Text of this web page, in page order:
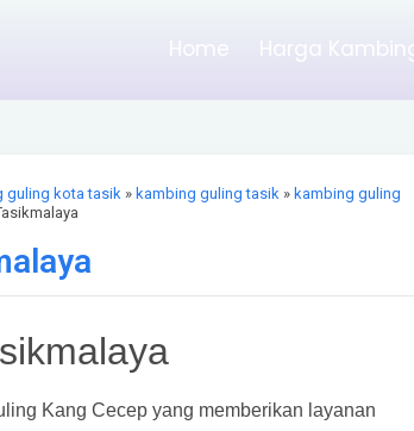
Home Harga
guling kota tasik » kambing guling tasik » kambing guling
Kang Cecep yang memberikan layanan